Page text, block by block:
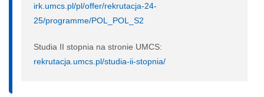
irk.umcs.pl/pl/offer/rekrutacja-24-
25/programme/POL_POL_S2
Studia II stopnia na stronie UMCS:
rekrutacja.umcs.pl/studia-ii-stopnia/